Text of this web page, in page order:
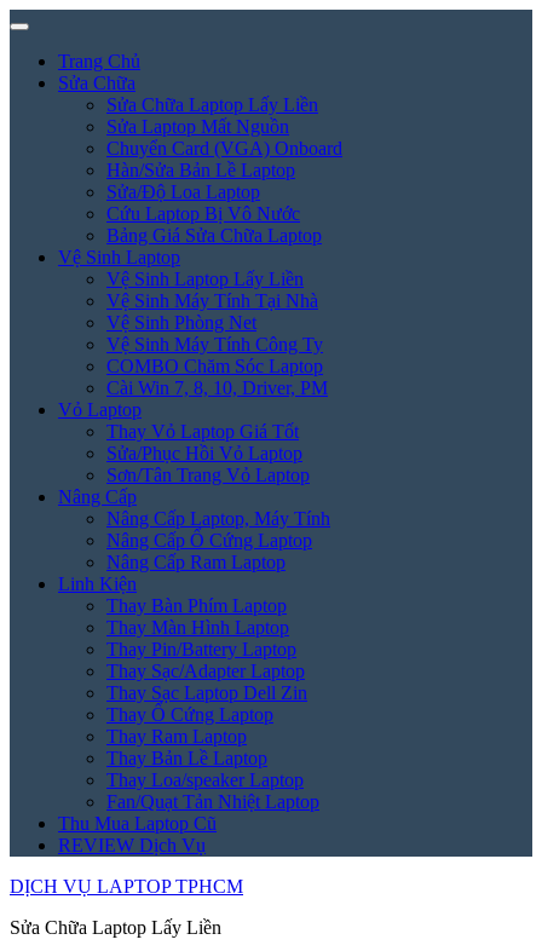
Trang Chủ
Sửa Chữa
Sửa Chữa Laptop Lấy Liền
Sửa Laptop Mất Nguồn
Chuyển Card (VGA) Onboard
Hàn/Sửa Bản Lề Laptop
Sửa/Độ Loa Laptop
Cứu Laptop Bị Vô Nước
Bảng Giá Sửa Chữa Laptop
Vệ Sinh Laptop
Vệ Sinh Laptop Lấy Liền
Vệ Sinh Máy Tính Tại Nhà
Vệ Sinh Phòng Net
Vệ Sinh Máy Tính Công Ty
COMBO Chăm Sóc Laptop
Cài Win 7, 8, 10, Driver, PM
Vỏ Laptop
Thay Vỏ Laptop Giá Tốt
Sửa/Phục Hồi Vỏ Laptop
Sơn/Tân Trang Vỏ Laptop
Nâng Cấp
Nâng Cấp Laptop, Máy Tính
Nâng Cấp Ổ Cứng Laptop
Nâng Cấp Ram Laptop
Linh Kiện
Thay Bàn Phím Laptop
Thay Màn Hình Laptop
Thay Pin/Battery Laptop
Thay Sạc/Adapter Laptop
Thay Sạc Laptop Dell Zin
Thay Ổ Cứng Laptop
Thay Ram Laptop
Thay Bản Lề Laptop
Thay Loa/speaker Laptop
Fan/Quạt Tản Nhiệt Laptop
Thu Mua Laptop Cũ
REVIEW Dịch Vụ
DỊCH VỤ LAPTOP TPHCM
Sửa Chữa Laptop Lấy Liền